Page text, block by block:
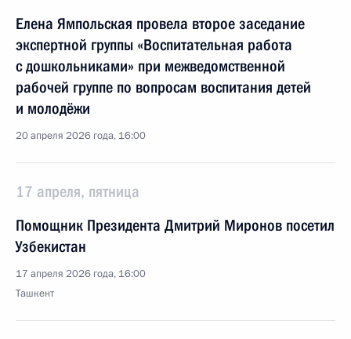
Елена Ямпольская провела второе заседание
экспертной группы «Воспитательная работа
с дошкольниками» при межведомственной
рабочей группе по вопросам воспитания детей
и молодёжи
20 апреля 2026 года, 16:00
17 апреля, пятница
Помощник Президента Дмитрий Миронов посетил
Узбекистан
17 апреля 2026 года, 16:00
Ташкент